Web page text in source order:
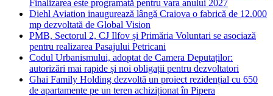
Finalizarea este programată pentru vara anului 2027
Diehl Aviation inaugurează lângă Craiova o fabrică de 12.000
mp dezvoltată de Global Vision
PMB, Sectorul 2, CJ Ilfov și Primăria Voluntari se asociază
pentru realizarea Pasajului Petricani
Codul Urbanismului, adoptat de Camera Deputaților:
autorizări mai rapide și noi obligații pentru dezvoltatori
Ghai Family Holding dezvoltă un proiect rezidențial cu 650
de apartamente pe un teren achiziționat în Pipera